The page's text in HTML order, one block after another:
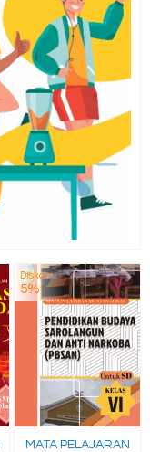
Diskon
5%
MATA PELAJARAN